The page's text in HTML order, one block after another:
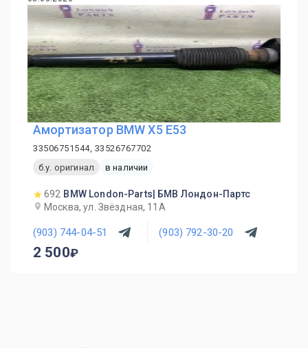
Амортизатор BMW X5 E53
33506751544, 33526767702
б.у. оригинал
в наличии
692 BMW London-Parts| БМВ Лондон-Партс
Москва, ул. Звёздная, 11А
(903) 744-04-51 (903) 792-30-20
2 500